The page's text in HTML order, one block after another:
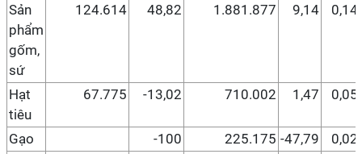
Sản
phẩm
gốm,
sứ
124.614 48,82 1.881.877 9,14 0,14
Hạt
tiêu
67.775 -13,02 710.002 1,47 0,05
Gạo -100 225.175 -47,79
0,02